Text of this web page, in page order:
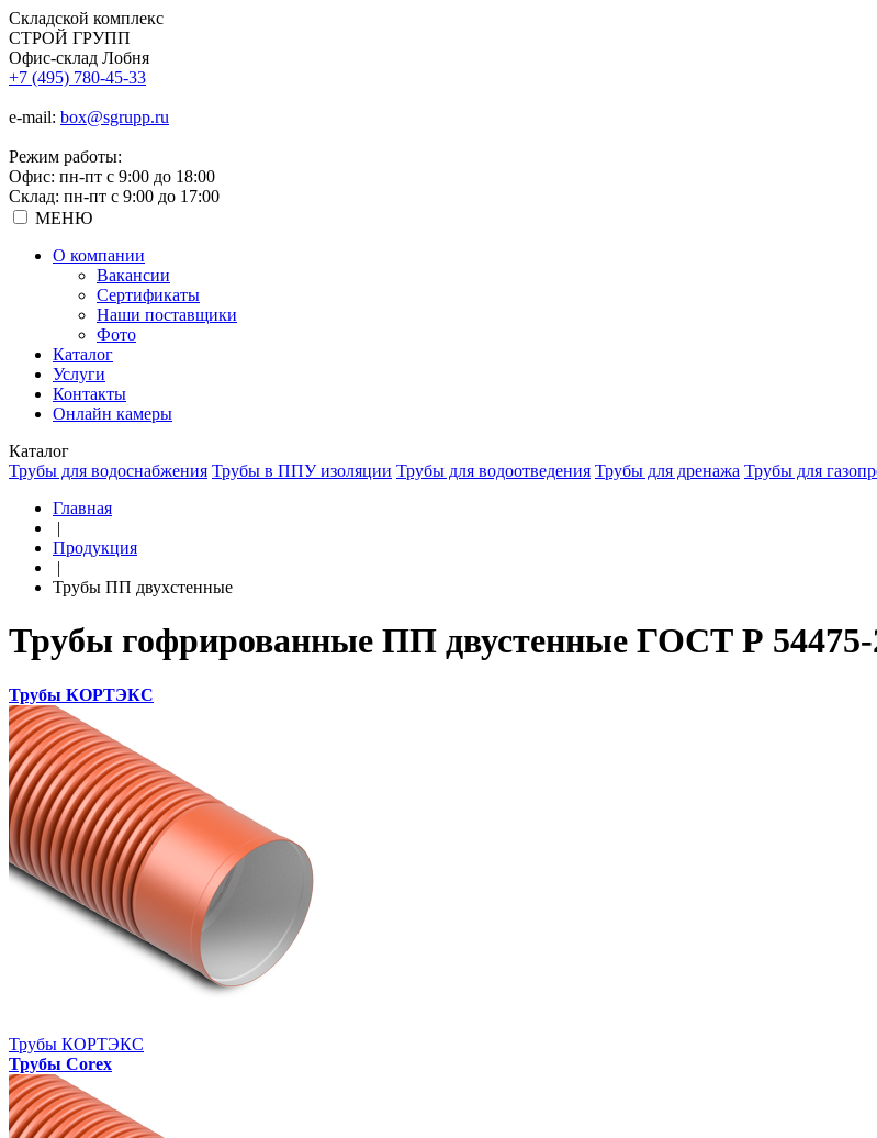
Складской комплекс
СТРОЙ ГРУПП
Офис-склад Лобня
+7 (495) 780-45-33
e-mail: box@sgrupp.ru
Режим работы:
Офис: пн-пт с 9:00 до 18:00
Склад: пн-пт с 9:00 до 17:00
МЕНЮ
О компании
Вакансии
Сертификаты
Наши поставщики
Фото
Каталог
Услуги
Контакты
Онлайн камеры
Каталог
Трубы для водоснабжения Трубы в ППУ изоляции Трубы для водоотведения Трубы для дренажа Трубы для
Главная
|
Продукция
|
Трубы ПП двухстенные
Трубы гофрированные ПП двустенные ГОСТ Р 54475-
Трубы КОРТЭКС
Трубы КОРТЭКС
Трубы Corex